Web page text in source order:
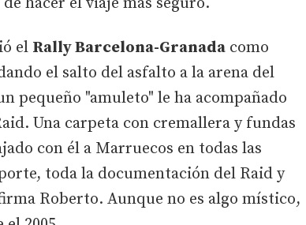
el Rally Barcelona-Granada como
el salto del asfalto a la arena del
pequeño "amuleto" le ha acompañado
Una carpeta con cremallera y fundas
con él a Marruecos en todas las
toda la documentación del Raid y
Roberto. Aunque no es algo místico,